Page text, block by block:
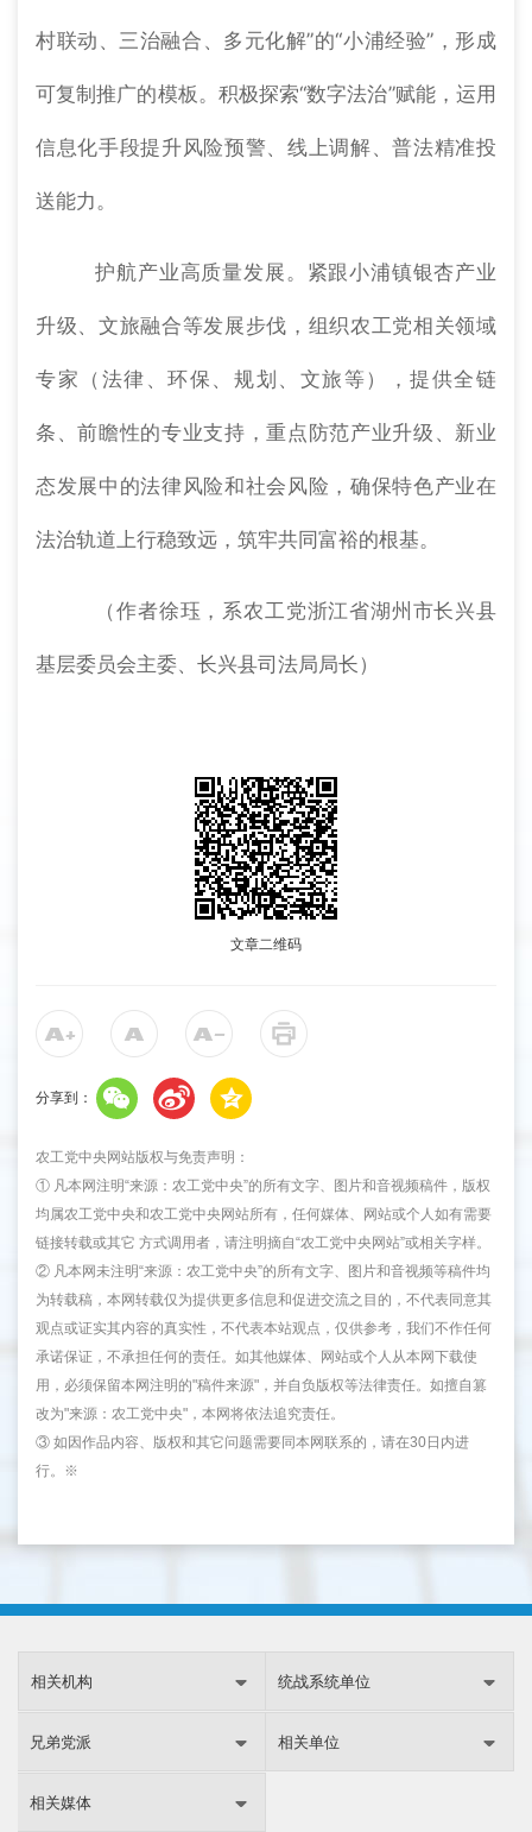
村联动、三治融合、多元化解”的“小浦经验”，形成
可复制推广的模板。积极探索“数字法治”赋能，运用
信息化手段提升风险预警、线上调解、普法精准投
送能力。
护航产业高质量发展。紧跟小浦镇银杏产业
升级、文旅融合等发展步伐，组织农工党相关领域
专家（法律、环保、规划、文旅等），提供全链
条、前瞻性的专业支持，重点防范产业升级、新业
态发展中的法律风险和社会风险，确保特色产业在
法治轨道上行稳致远，筑牢共同富裕的根基。
（作者徐珏， 系农工党浙江省湖州市长兴县
基层委员会主委、长兴县司法局局长）
文章二维码
分享到：
农工党中央网站版权与免责声明：
① 凡本网注明“来源：农工党中央”的所有文字、图片和音视频稿件，版权
均属农工党中央和农工党中央网站所有，任何媒体、网站或个人如有需要
链接转载或其它 方式调用者，请注明摘自“农工党中央网站”或相关字样。
② 凡本网未注明“来源：农工党中央”的所有文字、图片和音视频等稿件均
为转载稿，本网转载仅为提供更多信息和促进交流之目的，不代表同意其
观点或证实其内容的真实性，不代表本站观点，仅供参考，我们不作任何
承诺保证，不承担任何的责任。如其他媒体、网站或个人从本网下载使
用，必须保留本网注明的"稿件来源"，并自负版权等法律责任。如擅自篡
改为"来源：农工党中央"，本网将依法追究责任。
③ 如因作品内容、版权和其它问题需要同本网联系的，请在30日内进
行。※
相关机构 统战系统单位
兄弟党派 相关单位
相关媒体